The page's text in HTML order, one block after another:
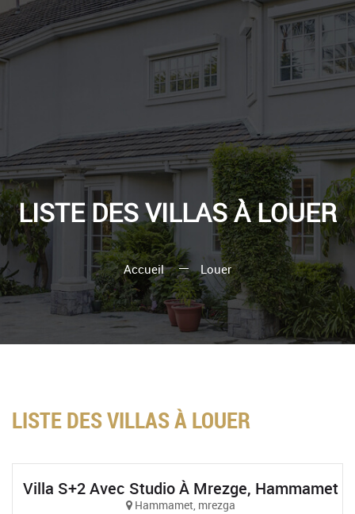
LISTE DES VILLAS À LOUER
Accueil Louer
LISTE DES VILLAS À LOUER
Villa S+2 Avec Studio À Mrezge, Hammamet
Hammamet, mrezga